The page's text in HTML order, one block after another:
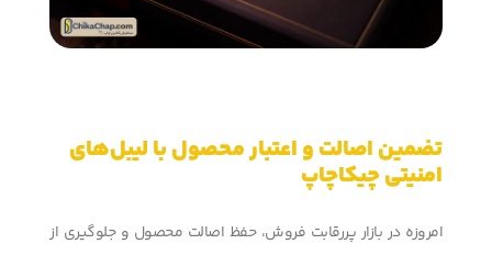
تضمین اصالت و اعتبار محصول با لیبل‌های
امنیتی چیکاچاپ
امروزه در بازار پررقابت فروش، حفظ اصالت محصول و جلوگیری از